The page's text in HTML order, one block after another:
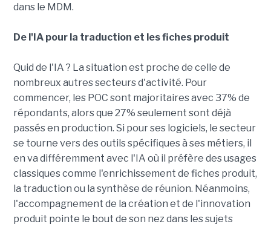
dans le MDM.
De l'IA pour la traduction et les fiches produit
Quid de l'IA ? La situation est proche de celle de
nombreux autres secteurs d'activité. Pour
commencer, les POC sont majoritaires avec 37% de
répondants, alors que 27% seulement sont déjà
passés en production. Si pour ses logiciels, le secteur
se tourne vers des outils spécifiques à ses métiers, il
en va différemment avec l'IA où il préfère des usages
classiques comme l'enrichissement de fiches produit,
la traduction ou la synthèse de réunion. Néanmoins,
l'accompagnement de la création et de l'innovation
produit pointe le bout de son nez dans les sujets